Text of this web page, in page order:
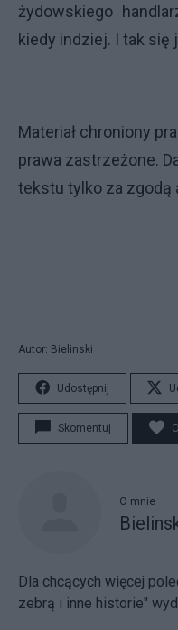
żydowskiego
kiedy indziej. I tak się
Materiał chroniony
prawa zastrzeżone.
tekstu tylko za zgodą
Autor: Bielinski
Udostępnij
Skomentuj
O mnie
Dla chcących więcej
zebrą i inne historie"